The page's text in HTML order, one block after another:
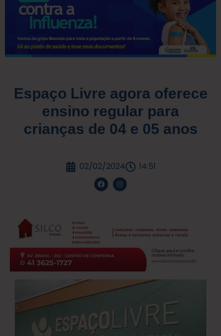
Espaço Livre agora oferece
ensino regular para
crianças de 04 e 05 anos
02/02/2024 14:51